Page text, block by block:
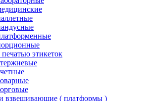
этикеток
взвешивающие ( платформы )